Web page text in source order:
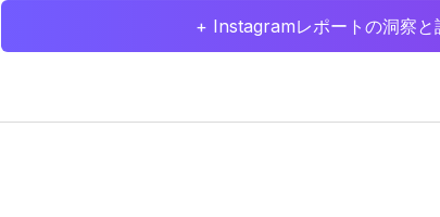
+ Instagramレポートの洞察と